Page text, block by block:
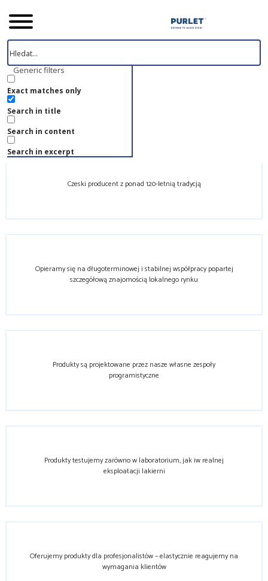
Generic filters
Exact matches only
Search in title
Search in content
Search in excerpt
Strona główna
O marce PURLET
O marce PURLET
Czeski producent z ponad 120-letnią tradycją
Opieramy się na długoterminowej i stabilnej współpracy popartej
szczegółową znajomością lokalnego rynku
Produkty są projektowane przez nasze własne zespoły
programistyczne
Produkty testujemy zarówno w laboratorium, jak iw realnej
eksploatacji lakierni
Oferujemy produkty dla profesjonalistów – elastycznie reagujemy na
wymagania klientów